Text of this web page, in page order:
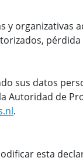
y organizativas
sus datos
Autoridad de
.
esta